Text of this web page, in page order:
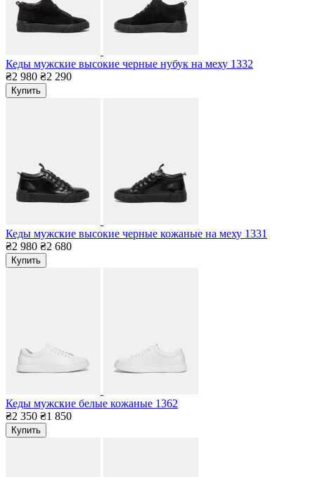
Кеды мужские высокие черные нубук на меху 1332
₴2 980 ₴2 290
Купить
Кеды мужские высокие черные кожаные на меху 1331
₴2 980 ₴2 680
Купить
Кеды мужские белые кожаные 1362
₴2 350 ₴1 850
Купить